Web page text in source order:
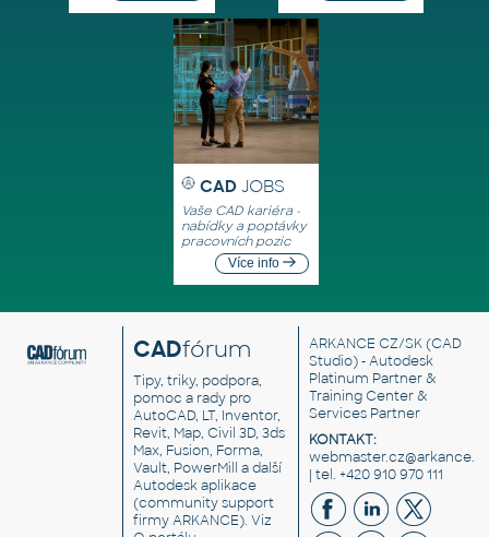
CAD JOBS
Vaše CAD kariéra -
nabídky a poptávky
pracovních pozic
Více info
CADfórum
Tipy, triky, podpora,
pomoc a rady pro
AutoCAD, LT, Inventor,
Revit, Map, Civil 3D, 3ds
Max, Fusion, Forma,
Vault, PowerMill a další
Autodesk aplikace
(community support
firmy ARKANCE). Viz
ARKANCE CZ/SK(CAD
Studio) - Autodesk
Platinum Partner &
Training Center &
Services Partner
KONTAKT:
| tel. +420 910 970 111